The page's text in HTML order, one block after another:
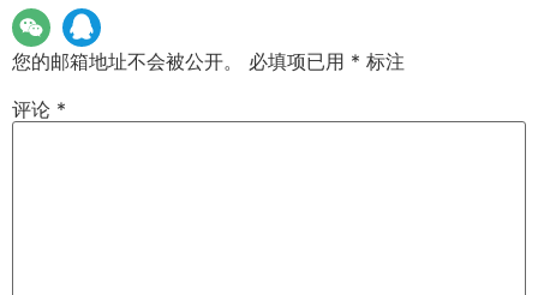
您的邮箱地址不会被公开。 必填项已用 * 标注
评论 *